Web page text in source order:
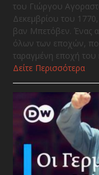
του Γιώργου
Δεκεμβρίου του
βαν Μπετόβεν. Ένας
όλων των εποχών,
ταραγμένη εποχή του
Δείτε Περισσότερα